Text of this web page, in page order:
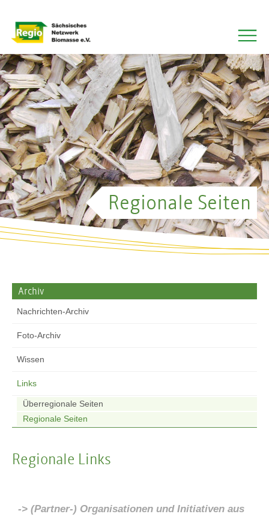
QS-Projekt Rapsölkraftstoff
Regionale Seiten
Regionale Links
-> (Partner-) Organisationen und Initiativen aus
Archiv
Nachrichten-Archiv
Foto-Archiv
Wissen
Links
Überregionale Seiten
Regionale Seiten